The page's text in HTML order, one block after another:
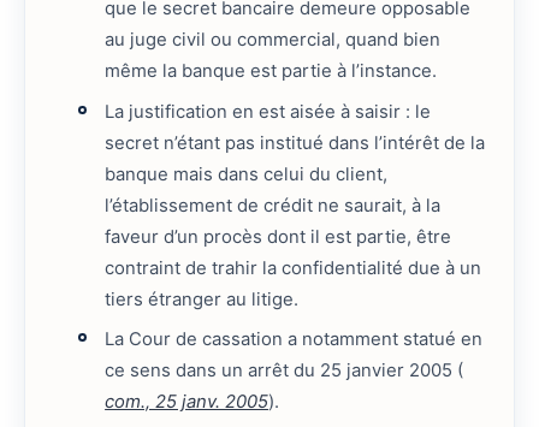
que le secret bancaire demeure opposable
au juge civil ou commercial, quand bien
même la banque est partie à l’instance.
La justification en est aisée à saisir : le
secret n’étant pas institué dans l’intérêt de la
banque mais dans celui du client,
l’établissement de crédit ne saurait, à la
faveur d’un procès dont il est partie, être
contraint de trahir la confidentialité due à un
tiers étranger au litige.
La Cour de cassation a notamment statué en
ce sens dans un arrêt du 25 janvier 2005 (
com., 25 janv. 2005).